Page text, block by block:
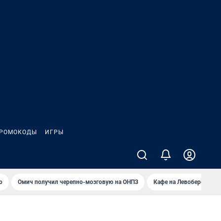
ИГРЫ
Омич получил черепно-мозговую на ОНПЗ Кафе на Левобережье